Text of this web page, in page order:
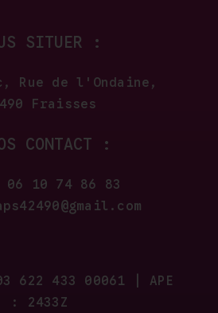
SITUER :
Rue de l'Ondaine,
Fraisses
CONTACT :
10 74 86 83
622 433 00061 | APE
: 2433Z